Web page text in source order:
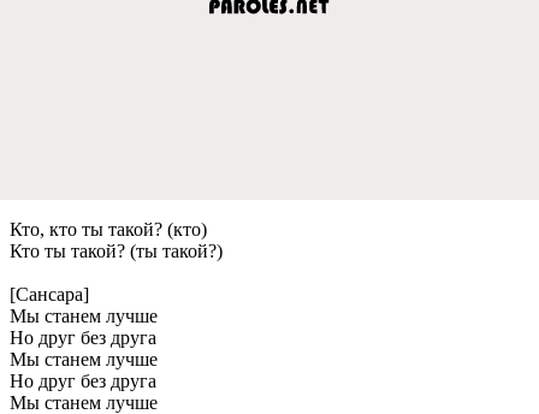
Кто, кто ты такой? (кто)
Кто ты такой? (ты такой?)
[Сансара]
Мы станем лучше
Но друг без друга
Мы станем лучше
Но друг без друга
Мы станем лучше